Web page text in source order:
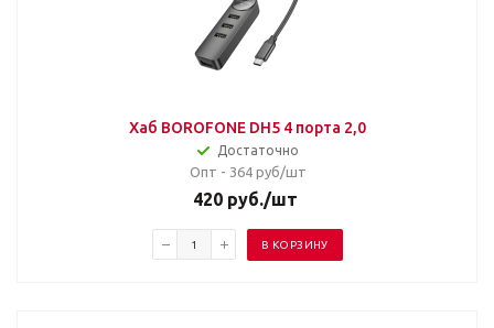
Xаб BOROFONE DH5 4 порта 2,0
Достаточно
Опт - 364 руб/шт
420 руб./шт
В КОРЗИНУ